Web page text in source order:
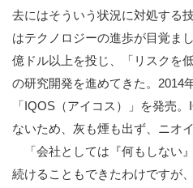
去にはそういう状況に対処する
はテクノロジーの進歩が目覚ま
億ドル以上を投じ、「リスクを
の研究開発を進めてきた。2014
「IQOS（アイコス）」を発売
ないため、灰も煙も出ず、ニオ
「会社としては『何もしない
続けることもできたわけですが